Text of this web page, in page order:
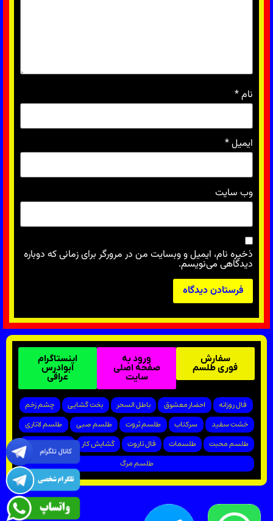
نام*
ایمیل*
وب‌ سایت
ذخیره نام، ایمیل و وبسایت من در مرورگر برای زمانی که دوباره
دیدگاهی می‌نویسم.
سفارش
فوری طلسم
ورود به
صفحه اصلی
سایت
اینستاگرام
ابوادرس
عراقی
فال روزانه احضار معشوق باطل السحر بخت گشایی
چشم زخم
خشت سفید
سرکتاب طلسم ثروت طلسم صبی
طلسم لاتاری
طلسم محبت
طلسمات فال تاروت گشایش کار
پیروزی در دادگاه
طلسم مرگ